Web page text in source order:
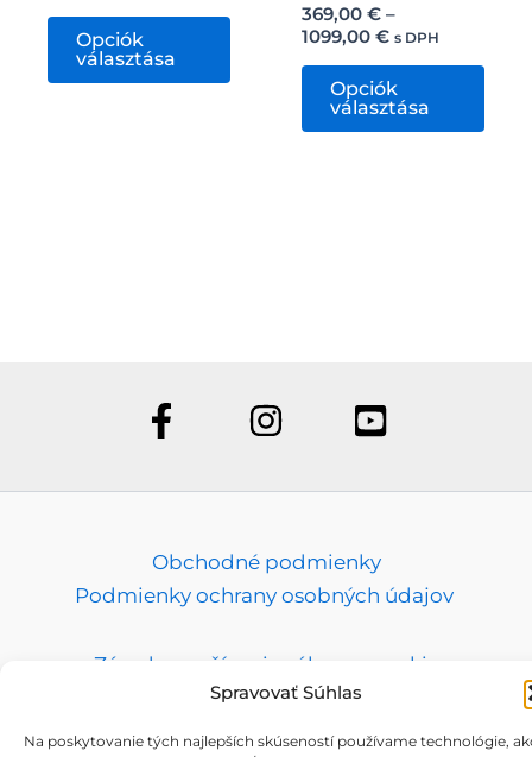
Spravovať Súhlas
Na poskytovanie tých najlepších skúseností používame technológie,
Opciók
választása
Ennek
terméknek
369,00€ –
1099,00€Ártartomány:
-
1099,00 €
s DPH
Opciók
választása
Obchodné podmienky
Podmienky ochrany osobných údajov
Zásady používania súborov cookie